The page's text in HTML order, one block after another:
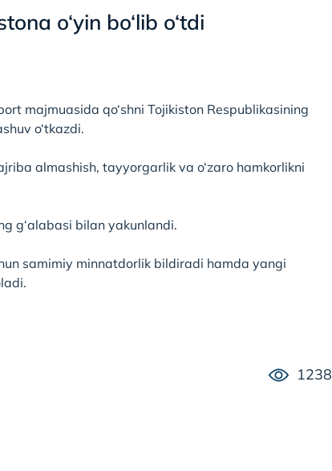
o‘yin bo‘lib o‘tdi
majmuasida qo‘shni Tojikiston Respublikasining
o‘tkazdi.
almashish, tayyorgarlik va o‘zaro hamkorlikni
g‘alabasi bilan yakunlandi.
samimiy minnatdorlik bildiradi hamda yangi
1238